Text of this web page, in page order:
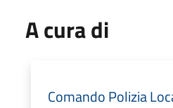
A cura di
Comando Polizia